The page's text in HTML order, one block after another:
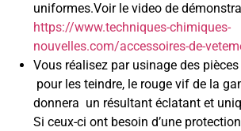
uniformes.Voir le video de
https://www.techniques-chimiques-
nouvelles.com/accessoires-de-
Vous réalisez par usinage des
pour les teindre, le rouge vif de la
donnera un résultant éclatant et
Si ceux-ci ont besoin d’une